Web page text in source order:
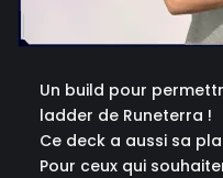
Un build pour
ladder de Runeterra !
Ce deck a aussi sa
Pour ceux qui